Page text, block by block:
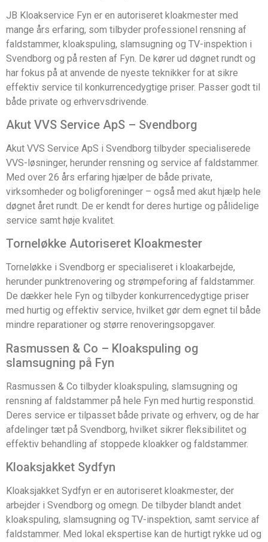
JB Kloakservice Fyn er en autoriseret kloakmester med
mange års erfaring, som tilbyder professionel rensning af
faldstammer, kloakspuling, slamsugning og TV-inspektion i
Svendborg og på resten af Fyn. De kører ud døgnet rundt og
har fokus på at anvende de nyeste teknikker for at sikre
effektiv service til konkurrencedygtige priser. Passer godt til
både private og erhvervsdrivende.
Akut VVS Service ApS – Svendborg
Akut VVS Service ApS i Svendborg tilbyder specialiserede
VVS-løsninger, herunder rensning og service af faldstammer.
Med over 26 års erfaring hjælper de både private,
virksomheder og boligforeninger – også med akut hjælp hele
døgnet året rundt. De er kendt for deres hurtige og pålidelige
service samt høje kvalitet.
Torneløkke Autoriseret Kloakmester
Torneløkke i Svendborg er specialiseret i kloakarbejde,
herunder punktrenovering og strømpeforing af faldstammer.
De dækker hele Fyn og tilbyder konkurrencedygtige priser
med hurtig og effektiv service, hvilket gør dem egnet til både
mindre reparationer og større renoveringsopgaver.
Rasmussen & Co – Kloakspuling og
slamsugning på Fyn
Rasmussen & Co tilbyder kloakspuling, slamsugning og
rensning af faldstammer på hele Fyn med hurtig responstid.
Deres service er tilpasset både private og erhverv, og de har
afdelinger tæt på Svendborg, hvilket sikrer fleksibilitet og
effektiv behandling af stoppede kloakker og faldstammer.
Kloaksjakket Sydfyn
Kloaksjakket Sydfyn er en autoriseret kloakmester, der
arbejder i Svendborg og omegn. De tilbyder blandt andet
kloakspuling, slamsugning og TV-inspektion, samt service af
faldstammer. Med lokal ekspertise kan de hurtigt rykke ud og